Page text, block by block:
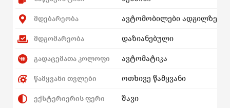
მდებარეობა ავტომობილები ადგილზე
მდგომარეობა დაზიანებული
გადაცემათა კოლოფი ავტომატიკა
წამყვანი თვლები ოთხივე წამყვანი
ექსტერიერის ფერი შავი